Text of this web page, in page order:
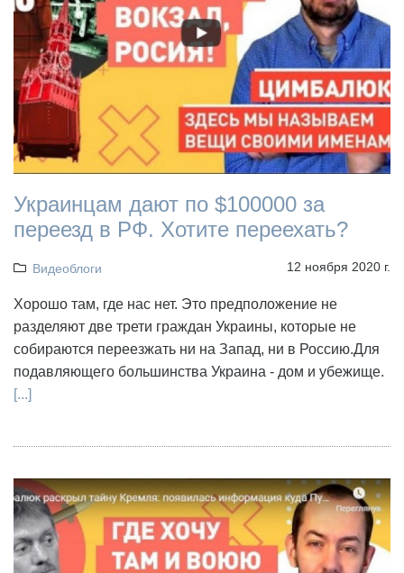
Украинцам дают по $100000 за
переезд в РФ. Хотите переехать?
Видеоблоги 12 ноября 2020 г.
Хорошо там, где нас нет. Это предположение не
разделяют две трети граждан Украины, которые не
собираются переезжать ни на Запад, ни в Россию.Для
подавляющего большинства Украина - дом и убежище.
[...]